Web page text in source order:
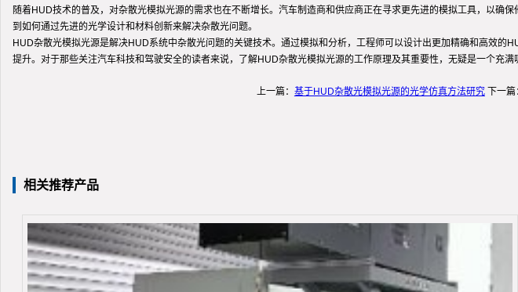
随着HUD技术的普及，对杂散光模拟光源的需求也在不断增长。汽车制造商和供应商正在寻求更先进的模拟工具，以
到如何通过先进的光学设计和材料创新来解决杂散光问题。
HUD杂散光模拟光源是解决HUD系统中杂散光问题的关键技术。通过模拟和分析，工程师可以设计出更加精确和高效
提升。对于那些关注汽车科技和驾驶安全的读者来说，了解HUD杂散光模拟光源的工作原理及其重要性，无疑是一个充满
上一篇： 基于HUD杂散光模拟光源的光学仿真方法研究下一篇
相关推荐产品